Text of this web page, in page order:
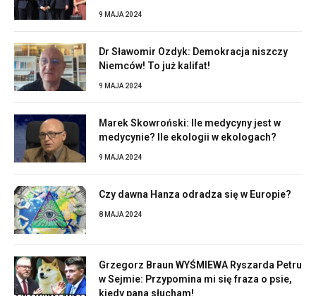
9 MAJA 2024
Dr Sławomir Ozdyk: Demokracja niszczy
Niemców! To już kalifat!
9 MAJA 2024
Marek Skowroński: Ile medycyny jest w
medycynie? Ile ekologii w ekologach?
9 MAJA 2024
Czy dawna Hanza odradza się w Europie?
8 MAJA 2024
Grzegorz Braun WYŚMIEWA Ryszarda Petru
w Sejmie: Przypomina mi się fraza o psie,
kiedy pana słucham!